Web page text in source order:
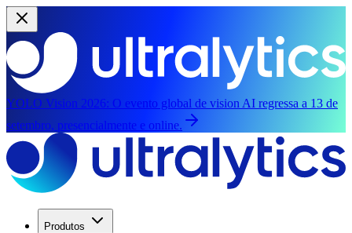
YOLO Vision 2026: O evento global de vision AI regressa a 13 de
setembro, presencialmente e online.
Produtos